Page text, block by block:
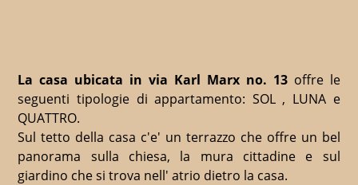
La casa ubicata in via Karl Marx no. 13offre le
seguenti tipologie di appartamento: SOL , LUNA e
QUATTRO.
Sul tetto della casa c'e' un terrazzo che offre un bel
panorama sulla chiesa, la mura cittadine e sul
giardino che si trova nell' atrio dietro la casa.